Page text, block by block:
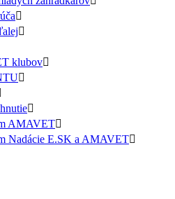
klubov
AMAVET
Nadácie E.SK a AMAVET